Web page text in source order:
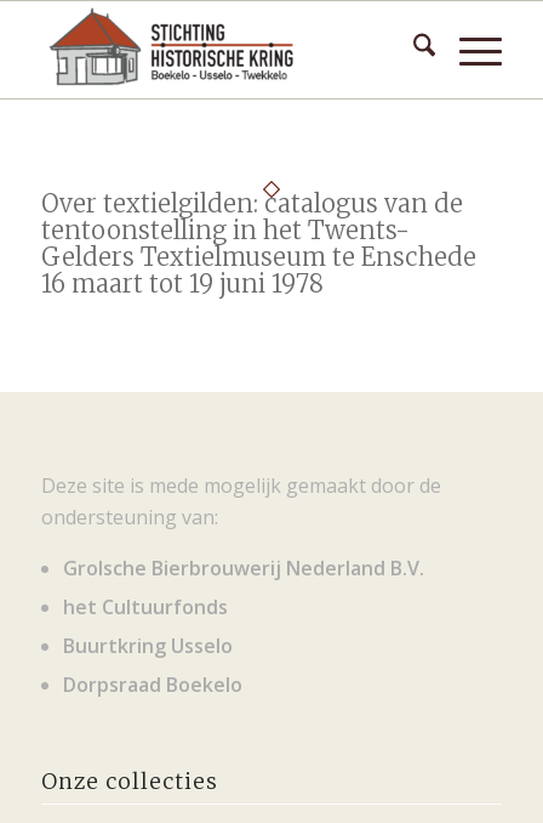
Over textielgilden: catalogus van de
tentoonstelling in het Twents-
Gelders Textielmuseum te Enschede
16 maart tot 19 juni 1978
Deze site is mede mogelijk gemaakt door de
ondersteuning van:
Grolsche Bierbrouwerij Nederland B.V.
het Cultuurfonds
Buurtkring Usselo
Dorpsraad Boekelo
Onze collecties